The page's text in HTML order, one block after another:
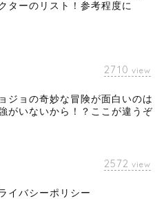
ターのリスト！参考程度に
2710 view
ジョの奇妙な冒険が面白いのは
がいないから！？ここが違うぞ
2572 view
イバシーポリシー